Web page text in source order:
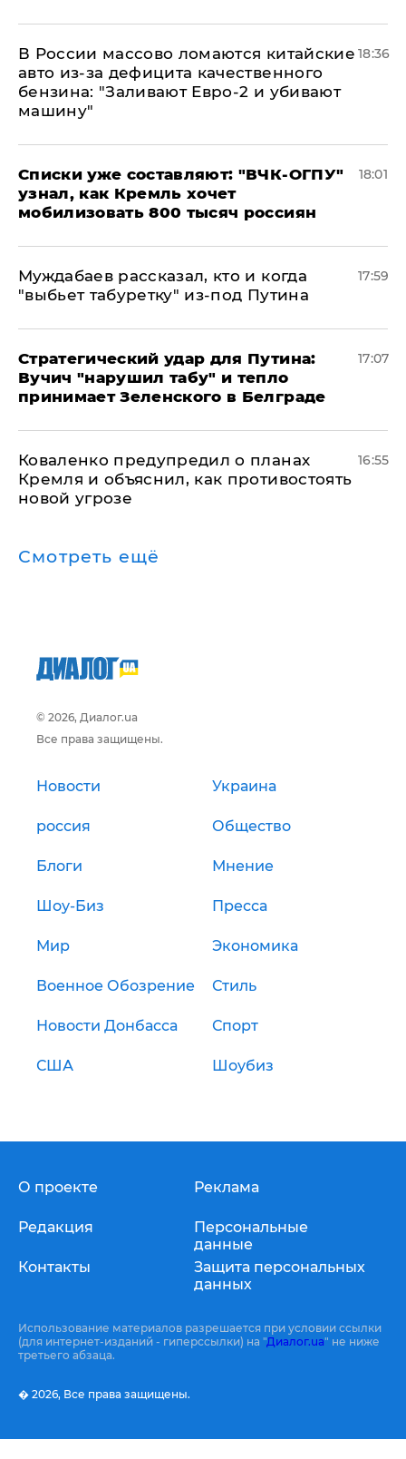
В России массово ломаются китайские
авто из-за дефицита качественного
бензина: "Заливают Евро-2 и убивают
машину"
18:36
Списки уже составляют: "ВЧК-ОГПУ"
узнал, как Кремль хочет
мобилизовать 800 тысяч россиян
18:01
Муждабаев рассказал, кто и когда
"выбьет табуретку" из-под Путина
17:59
Стратегический удар для Путина:
Вучич "нарушил табу" и тепло
принимает Зеленского в Белграде
17:07
Коваленко предупредил о планах
Кремля и объяснил, как противостоять
новой угрозе
16:55
Смотреть ещё
© 2026, Диалог.ua
Все права защищены.
Новости Украина
россия Общество
Блоги Мнение
Шоу-Биз Пресса
Мир Экономика
Военное Обозрение Стиль
Новости Донбасса Спорт
США Шоубиз
О проекте
Редакция
Контакты
Реклама
Персональные
данные
Защита персональных
данных
Использование материалов разрешается при условии ссылки
(для интернет-изданий - гиперссылки) на "Диалог.ua" не ниже
третьего абзаца.
� 2026, Все права защищены.